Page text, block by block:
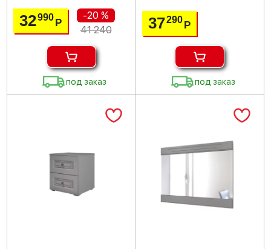
32990Р
-20 %
41 240
под заказ
37290 Р
под заказ